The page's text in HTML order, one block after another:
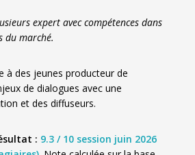
expert avec compétences dans
du marché.
à des jeunes producteur de
de dialogues avec une
et des diffuseurs.
: 9.3 / 10 session juin 2026